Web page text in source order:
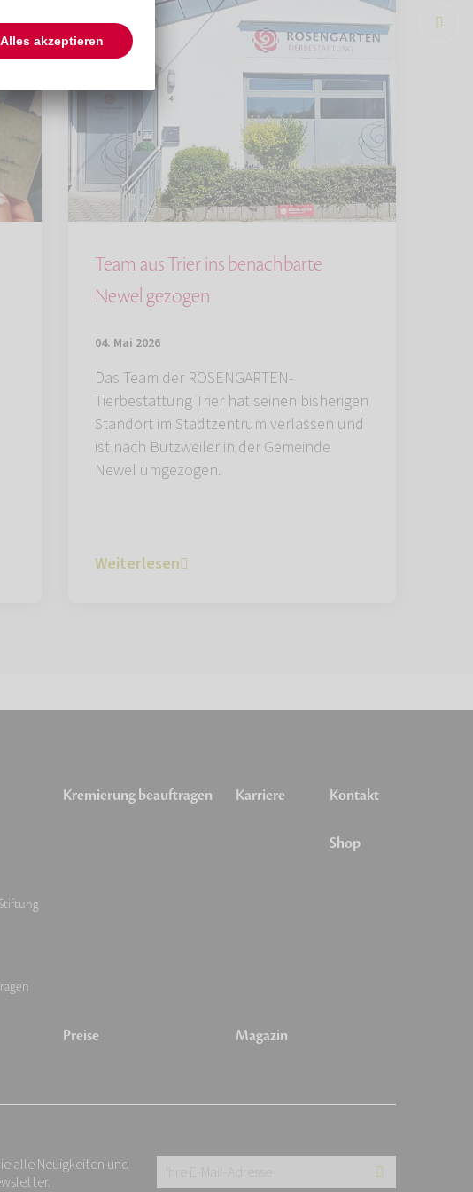
Team aus Trier ins benachbarte
Newel gezogen
04. Mai 2026
Das Team der ROSENGARTEN-
Tierbestattung Trier hat seinen bisherigen
Standort im Stadtzentrum verlassen und
ist nach Butzweiler in der Gemeinde
Newel umgezogen.
Weiterlesen
Kremierung beauftragen
Preise
Karriere
Magazin
Kontakt
Shop
alle Neuigkeiten und